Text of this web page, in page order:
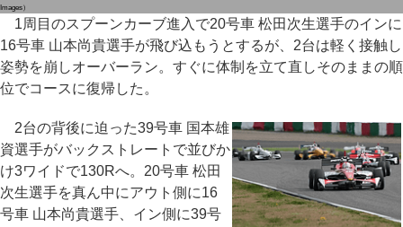
Images）
1周目のスプーンカーブ進入で20号車 松田次生選手のインに
16号車 山本尚貴選手が飛び込もうとするが、2台は軽く接触し
姿勢を崩しオーバーラン。すぐに体制を立て直しそのままの順
位でコースに復帰した。
2台の背後に迫った39号車 国本雄
資選手がバックストレートで並びか
け3ワイドで130Rへ。20号車 松田
次生選手を真ん中にアウト側に16
号車 山本尚貴選手、イン側に39号